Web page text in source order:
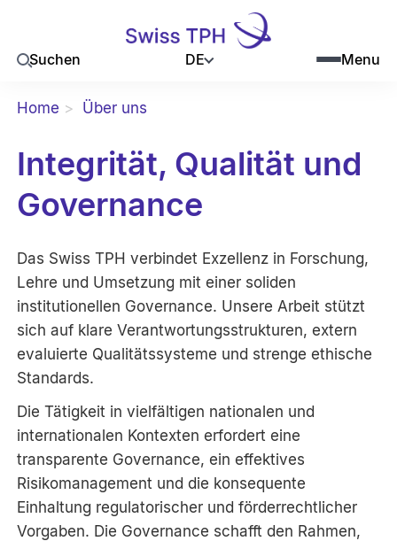
Suchen DE Menu
Home Über uns
Integrität, Qualität und
Governance
Das Swiss TPH verbindet Exzellenz in Forschung,
Lehre und Umsetzung mit einer soliden
institutionellen Governance. Unsere Arbeit stützt
sich auf klare Verantwortungsstrukturen, extern
evaluierte Qualitätssysteme und strenge ethische
Standards.
Die Tätigkeit in vielfältigen nationalen und
internationalen Kontexten erfordert eine
transparente Governance, ein effektives
Risikomanagement und die konsequente
Einhaltung regulatorischer und förderrechtlicher
Vorgaben. Die Governance schafft den Rahmen,